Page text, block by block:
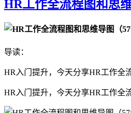
HR工作全流程图和思
导读：
HR入门提升，今天分享HR工作全
HR入门提升，今天分享HR工作全